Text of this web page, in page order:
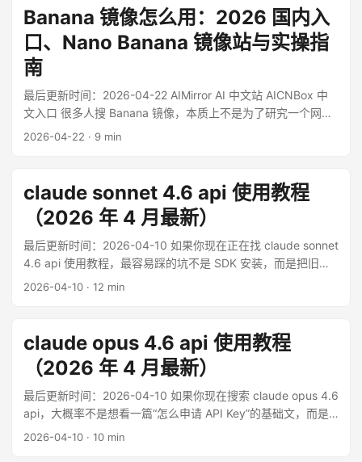
Opus，主打高级软件工程、长时任务稳定性、更强视觉理解和
更成熟的专业输出能力。1 ...
Banana 镜像怎么用：2026 国内入
口、Nano Banana 镜像站与实操指
南
最后更新时间：2026-04-22 AIMirror AI 中文站 AICNBox 中
文入口 很多人搜 Banana 镜像，本质上不是为了研究一个网络
梗，而是想找到一个国内能稳定打开、能直接上传图片、能低
商品换背景这些场景时，真正的问题就变成了三件事：在哪里
用、怎么用、用第三方入口时要注意什么。 ...
2026-04-22 · 9 min
claude sonnet 4.6 api 使用教程
（2026 年 4 月最新）
最后更新时间：2026-04-10 如果你现在正在找 claude sonnet
4.6 api 使用教程，最容易踩的坑不是 SDK 安装，而是把旧版
本写法、旧 beta 头和旧模型名一起搬进新项目。到了 2026 年
6，推荐走 Messages API，推理模式优先使用 thinking: {type:
"adaptive"}，结构化输出要用 output_config.format，而不是
继续抱着旧的 output_format 不放。12 ...
2026-04-10 · 12 min
claude opus 4.6 api 使用教程
（2026 年 4 月最新）
最后更新时间：2026-04-10 如果你现在搜索 claude opus 4.6
api，大概率不是想看一篇“怎么申请 API Key”的基础文，而是
想确认一件更实际的事：这代 Opus 到底适不适合接进高复杂
2026-04-10 · 10 min